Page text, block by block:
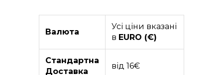
Валюта
Усі ціни вказані
в EURO (€)
Стандартна
Доставка
від 16€